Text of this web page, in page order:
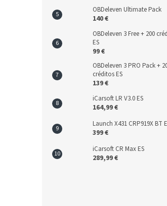
OBDeleven Ultimate Pack
140 €
OBDeleven 3 Free + 200
ES
99 €
OBDeleven 3 PRO Pack +
créditos ES
139 €
iCarsoft LR V3.0 ES
164,99 €
Launch X431 CRP919X BT
399 €
iCarsoft CR Max ES
289,99 €